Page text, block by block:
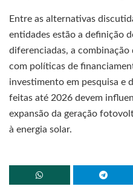
Entre as alternativas
entidades estão a definição
diferenciadas, a
com políticas de
investimento em pesquisa e
feitas até 2026 devem
expansão da geração
à energia solar.